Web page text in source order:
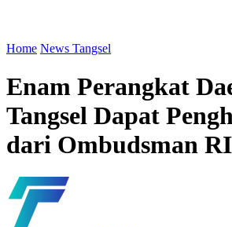
Home News Tangsel
Enam Perangkat
Tangsel Dapat
dari Ombudsman RI